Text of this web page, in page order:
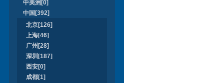
中美洲[0]
中国[392]
北京[126]
上海[46]
广州[28]
深圳[187]
西安[0]
成都[1]